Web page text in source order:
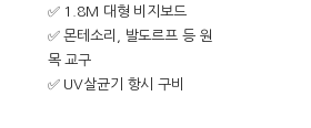
✅ 1.8M 대형 비지보드
✅ 몬테소리, 발도르프 등 원
목 교구
✅ UV살균기 항시 구비